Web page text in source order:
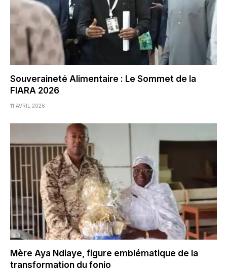
Souveraineté Alimentaire : Le Sommet de la
FIARA 2026
11 AVRIL 2026
Mère Aya Ndiaye, figure emblématique de la
transformation du fonio